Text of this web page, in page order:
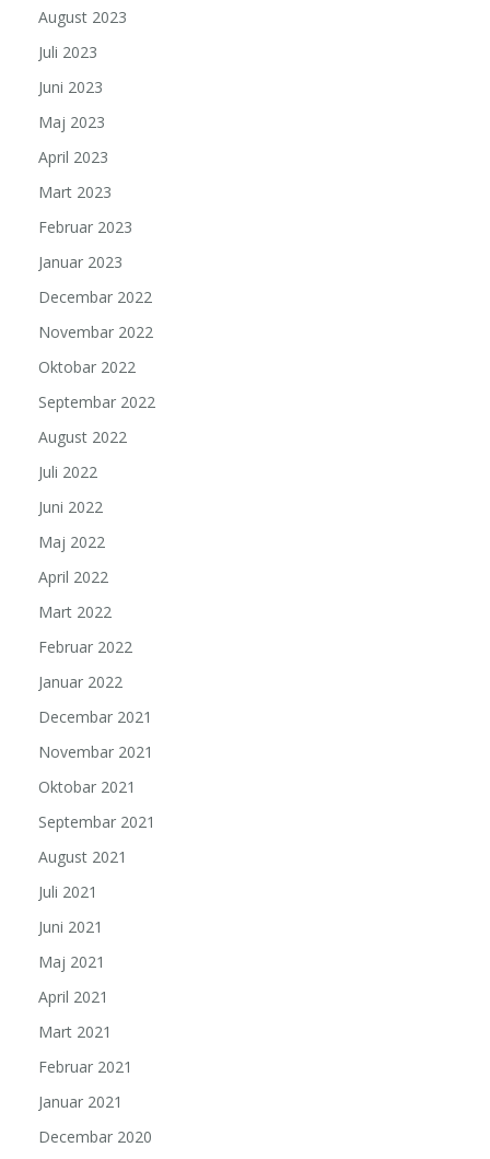
August 2023
Juli 2023
Juni 2023
Maj 2023
April 2023
Mart 2023
Februar 2023
Januar 2023
Decembar 2022
Novembar 2022
Oktobar 2022
Septembar 2022
August 2022
Juli 2022
Juni 2022
Maj 2022
April 2022
Mart 2022
Februar 2022
Januar 2022
Decembar 2021
Novembar 2021
Oktobar 2021
Septembar 2021
August 2021
Juli 2021
Juni 2021
Maj 2021
April 2021
Mart 2021
Februar 2021
Januar 2021
Decembar 2020